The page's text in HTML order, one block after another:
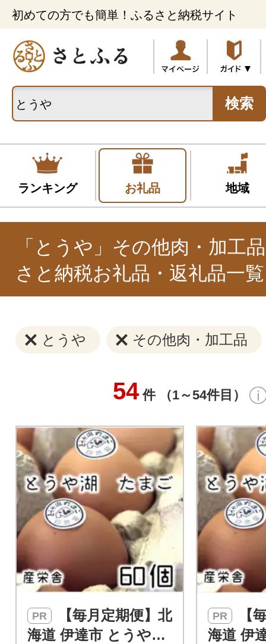
初めての方でも簡単！ふるさと納税サイト
検索
ランキング お礼品 地域
「とうや」その他肉・加工
さと納税お礼品・返礼品一覧
とうや その他肉・加工品
54 件 （1～54件目）
PR
海道 伊達市 とうや湖
PR
海道 伊